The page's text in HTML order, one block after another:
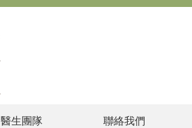
醫生團隊 聯絡我們